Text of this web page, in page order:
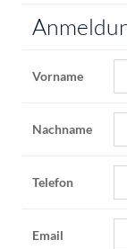
Vorname
Nachname
Telefon
Email